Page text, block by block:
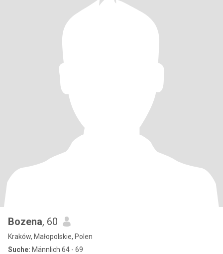
Bozena, 60
Kraków, Małopolskie, Polen
Suche: Männlich 64 - 69